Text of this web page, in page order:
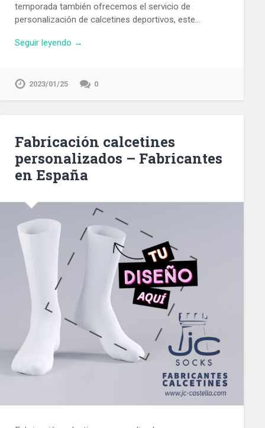
temporada también ofrecemos el servicio de
personalización de calcetines deportivos, este…
Seguir leyendo →
2023/01/25 0
Fabricación calcetines
personalizados – Fabricantes
en España